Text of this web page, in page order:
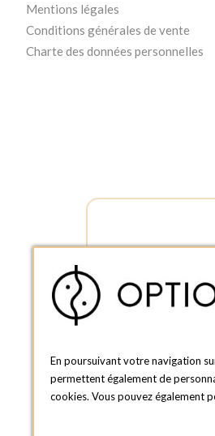
Mentions légales
Conditions générales de vente
Charte des données personnelles
Rue Lieutenant
1190 FOREST
TÉLÉPHONE :
+32 2 381 32 01
En poursuivant votre navigation
permettent également de
cookies. Vous pouvez également